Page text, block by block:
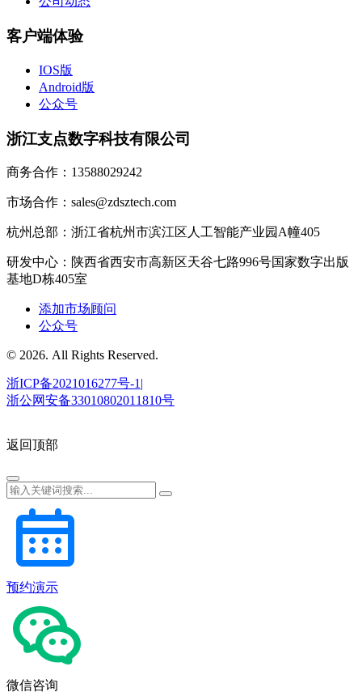
客户端体验
IOS版
Android版
公众号
浙江支点数字科技有限公司
商务合作：13588029242
市场合作：sales@zdsztech.com
杭州总部：浙江省杭州市滨江区人工智能产业园A幢405
研发中心：陕西省西安市高新区天谷七路996号国家数字出版
基地D栋405室
添加市场顾问
公众号
© 2026. All Rights Reserved.
浙ICP备2021016277号-1|
浙公网安备33010802011810号
返回顶部
预约演示
微信咨询